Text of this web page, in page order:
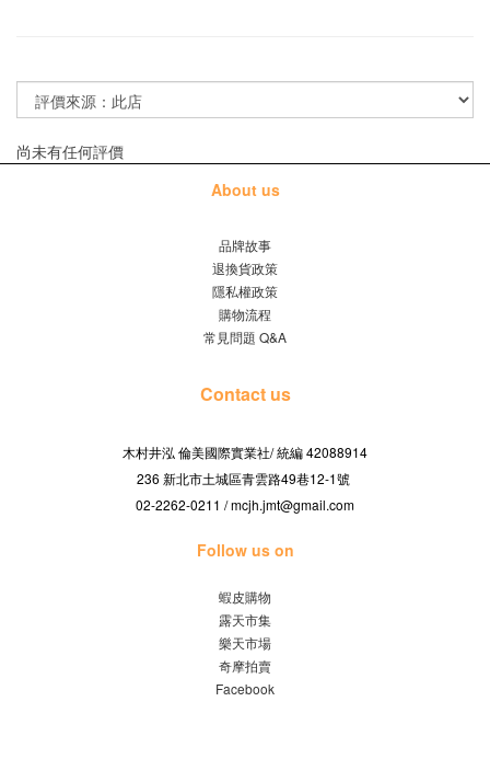
尚未有任何評價
About us
品牌故事
退換貨政策
隱私權政策
購物流程
常見問題 Q&A
Contact us
木村井泓 倫美國際實業社/統編 42088914
236 新北市土城區青雲路49巷12-1號
02-2262-0211 / mcjh.jmt@gmail.com
Follow us on
蝦皮購物
露天市集
樂天市場
奇摩拍賣
Facebook